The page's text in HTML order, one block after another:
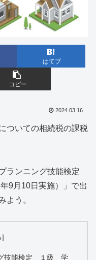
はてブ
コピー
2024.03.16
ついての相続税の課税
ランニング技能検定
9月10日実施）」で出
よう。
グ技能検定 １級 学